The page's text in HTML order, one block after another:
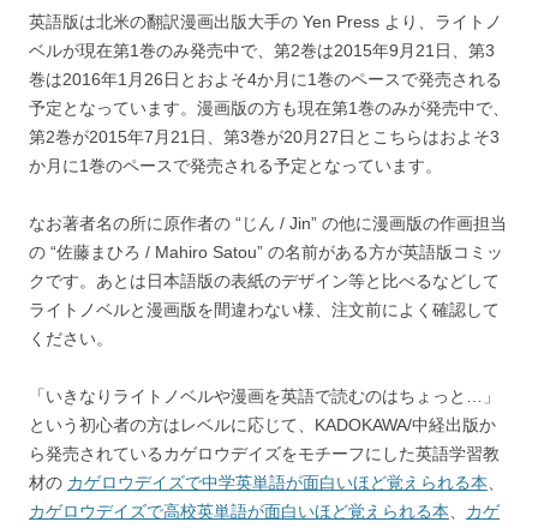
英語版は北米の翻訳漫画出版大手の Yen Press より、ライトノ
ベルが現在第1巻のみ発売中で、第2巻は2015年9月21日、第3
巻は2016年1月26日とおよそ4か月に1巻のペースで発売される
予定となっています。漫画版の方も現在第1巻のみが発売中で、
第2巻が2015年7月21日、第3巻が20月27日とこちらはおよそ3
か月に1巻のペースで発売される予定となっています。
なお著者名の所に原作者の “じん / Jin” の他に漫画版の作画担当
の “佐藤まひろ / Mahiro Satou” の名前がある方が英語版コミッ
クです。あとは日本語版の表紙のデザイン等と比べるなどして
ライトノベルと漫画版を間違わない様、注文前によく確認して
ください。
「いきなりライトノベルや漫画を英語で読むのはちょっと…」
という初心者の方はレベルに応じて、KADOKAWA/中経出版か
ら発売されているカゲロウデイズをモチーフにした英語学習教
材の カゲロウデイズで中学英単語が面白いほど覚えられる本
カゲロウデイズで高校英単語が面白いほど覚えられる本
カゲ